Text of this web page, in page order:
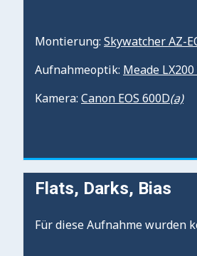
Montierung: Skywatcher AZ-
Aufnahmeoptik: Meade LX200
Kamera: Canon EOS 600D(a)
Flats, Darks, Bias
Für diese Aufnahme wurden